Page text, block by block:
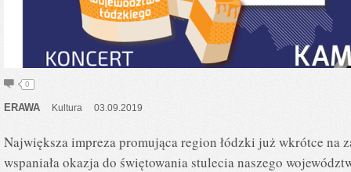
0
ERAWA Kultura 03.09.2019
Największa impreza promująca region łódzki już wkrótce na
wspaniała okazja do świętowania stulecia naszego